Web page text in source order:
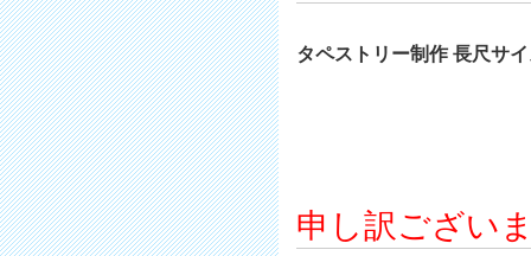
タペストリー制作 長尺サ
申し訳ござい